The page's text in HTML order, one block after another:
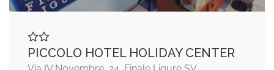
PICCOLO HOTEL HOLIDAY CENTER